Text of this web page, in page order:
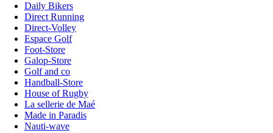
Daily Bikers
Direct Running
Direct-Volley
Espace Golf
Foot-Store
Galop-Store
Golf and co
Handball-Store
House of Rugby
La sellerie de Maé
Made in Paradis
Nauti-wave